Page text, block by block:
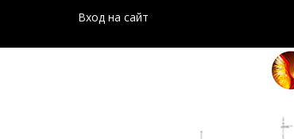
Вход на сайт